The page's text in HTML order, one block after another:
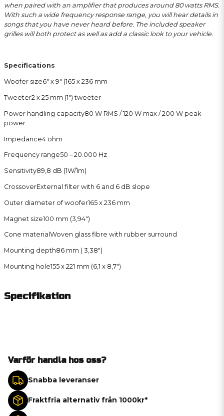
when paired with an amplifier that produces around 80 watts RMS.
With such a wide frequency response range, you will hear details in
songs that you have never heard before. The included speaker
grilles will both protect as well as add a classic look to your vehicle.
Specifications
Woofer size6″ x 9″ (165 x 236 mm
Tweeter2 x 25 mm (1″) tweeter
Power handling capacity80 W RMS / 120 W max / 200 W peak
power
Impedance4 ohm
Frequency range50 – 20.000 Hz
Sensitivity89,8 dB (1W/1m)
CrossoverExternal filter with 6 and 6 dB slope
Outer diameter of woofer165 x 236 mm
Magnet size100 mm (3,94″)
Cone material Woven glass fibre with rubber surround
Mounting depth86 mm ( 3,38″)
Mounting hole155 x 221 mm (6,1 x 8,7″)
Specifikation
Varför handla hos oss?
Snabba leveranser
Fraktfria alternativ från 1000kr*